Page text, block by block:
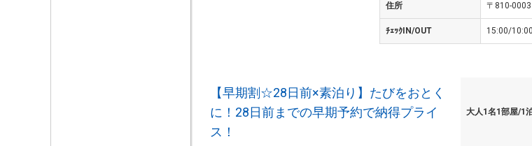
住所 〒810-
ﾁｪｯｸIN/OUT 15:00/10:00
【早期割☆28日前×素泊り】たびをおとく
に！28日前までの早期予約で納得プライ
ス！
大人1名1部屋/1